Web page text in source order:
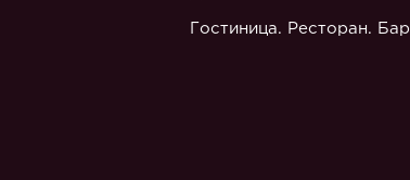
Гостиница. Ресторан. Бар